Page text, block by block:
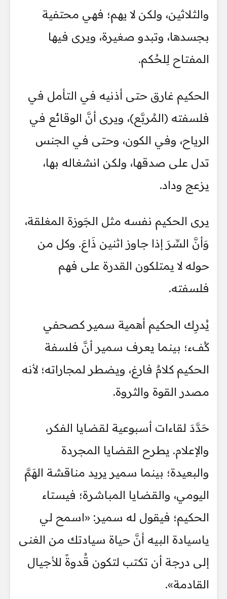
والثلاثين، ولكن لا يهم؛ فهي محتفية
بجسدها، وتبدو صغيرة، ويرى فيها
المفتاح لِلحُكم.
الحكيم غارق حتى أذنيه في التأمل في
فلسفته (المُربَّع)، ويرى أنَّ الوقائع في
الرياح، وفي الكون، وحتى في الجنس
تدل على صدقها، ولكن انشغاله بها،
يزعج وداد.
يرى الحكيم نفسه مثل الجَوزة المغلقة،
وَأنَّ السِّرَ إذا جاوز اثنين ذَاعَ. وكل من
حوله لا يمتلكون القدرة على فهم
فلسفته.
يُدرِك الحكيم أهمية سمير كصحفي
كُفء؛ بينما يعرف سمير أنَّ فلسفة
الحكيم كلامٌ فارغ، ويضطر لمجاراته؛ لأنه
مصدر القوة والثروة.
حَدَّدَ لقاءات أسبوعية لقضايا الفكر،
والإعلام. يطرح القضايا المجردة
والبعيدة؛ بينما سمير يريد مناقشة الهَمَّ
اليومي، والقضايا المباشرة؛ فيستاء
الحكيم؛ فيقول له سمير: «اسمح لي
ياسيادة البيه أنَّ حياة سيادتك من الغنى
إلى درجة أن تكتب لتكون قُدوةً للأجيال
القادمة».